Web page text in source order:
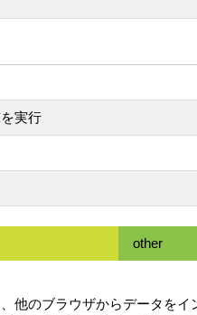
実行
other
のブラウザからデータをイ